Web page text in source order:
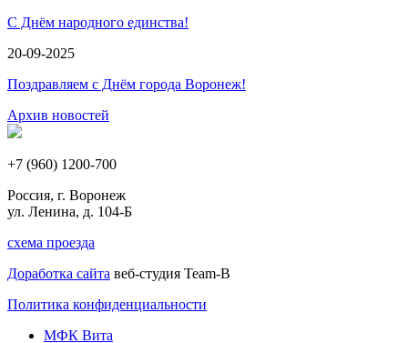
С Днём народного единства!
20-09-2025
Поздравляем с Днём города Воронеж!
Архив новостей
+7 (960) 1200-700
Россия, г. Воронеж
ул. Ленина, д. 104-Б
схема проезда
Доработка сайта веб-студия Team-B
Политика конфиденциальности
МФК Вита